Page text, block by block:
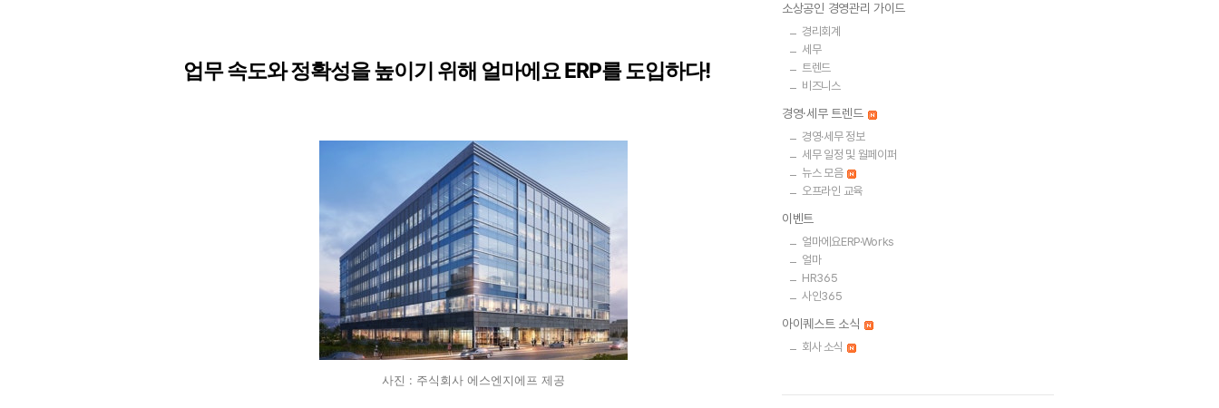
업무 속도와 정확성을 높이기 위해 얼마에요 ERP를 도입하다!
사진 : 주식회사 에스엔지에프 제공
소상공인 경영관리 가이드
경리회계
세무
트렌드
비즈니스
경영·세무 트렌드
경영·세무 정보
세무 일정 및 월페이퍼
뉴스 모음
오프라인 교육
이벤트
얼마에요ERP·Works
얼마
HR365
사인365
아이퀘스트 소식
회사 소식